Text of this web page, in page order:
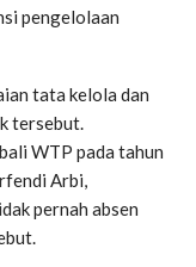
pengelolaan
tata kelola dan
tersebut.
WTP pada tahun
Arbi,
pernah absen